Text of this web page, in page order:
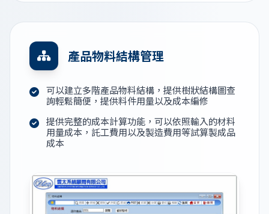
產品物料結構管理
可以建立多階產品物料結構，提供樹狀結構圖查
詢輕鬆簡便，提供料件用量以及成本編修
提供完整的成本計算功能，可以依照輸入的材料
用量成本，託工費用以及製造費用等試算製成品
成本